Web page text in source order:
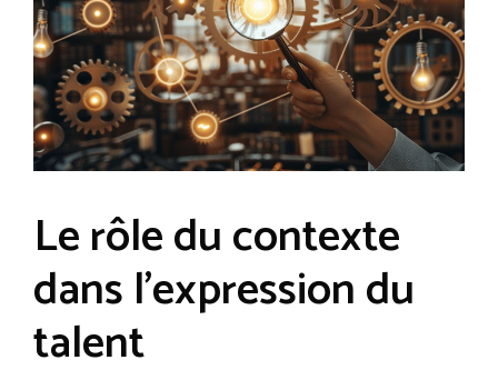
Le rôle du contexte
dans l’expression du
talent